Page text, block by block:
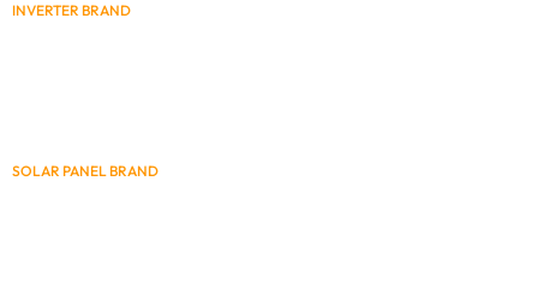
INVERTER BRAND
SOLAR PANEL BRAND